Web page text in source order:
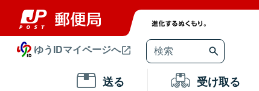
ゆうIDマイページへ
送る 受け取る